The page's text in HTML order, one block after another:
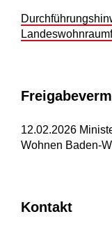
12.02.2026
Wohnen Baden-
Kontakt